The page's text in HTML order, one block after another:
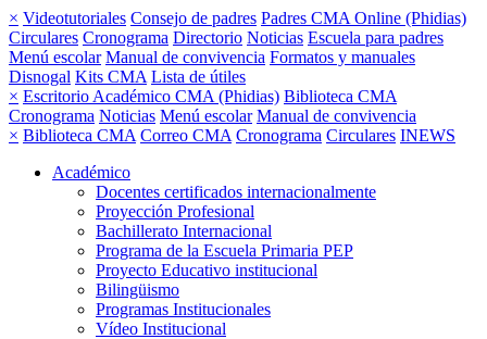
× Videotutoriales Consejo de padres Padres CMA Online (Phidias)
Circulares Cronograma Directorio Noticias Escuela para padres
Menú escolar Manual de convivencia Formatos y manuales
Disnogal Kits CMA Lista de útiles
× Escritorio Académico CMA (Phidias) Biblioteca CMA
Cronograma Noticias Menú escolar Manual de convivencia
× Biblioteca CMA Correo CMA Cronograma Circulares INEWS
Académico
Docentes certificados internacionalmente
Proyección Profesional
Bachillerato Internacional
Programa de la Escuela Primaria PEP
Proyecto Educativo institucional
Bilingüismo
Programas Institucionales
Vídeo Institucional